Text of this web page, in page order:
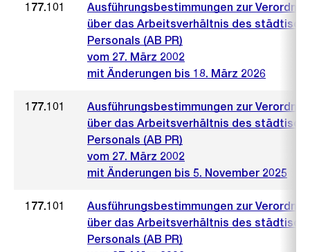
177.101
Ausführungsbestimmungen zur
über das Arbeitsverhältnis des
Personals (AB PR)
vom 27. März 2002
mit Änderungen bis 18. März 2026
177.101
Ausführungsbestimmungen zur
über das Arbeitsverhältnis des
Personals (AB PR)
vom 27. März 2002
mit Änderungen bis 5. November 2025
177.101
Ausführungsbestimmungen zur
über das Arbeitsverhältnis des
Personals (AB PR)